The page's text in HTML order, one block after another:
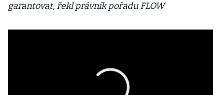
garantovat, řekl právník pořadu FLOW